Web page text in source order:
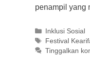
penampil yang
Kategori
Inklusi Sosial
Tag
Festival
Tinggalkan